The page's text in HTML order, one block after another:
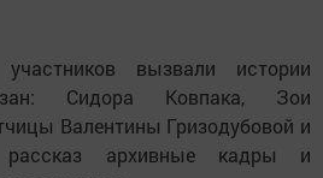
вызвали истории
Сидора Ковпака, Зои
Валентины Гризодубовой и
рассказ архивные кадры и